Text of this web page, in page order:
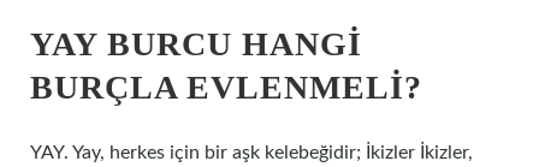
YAY BURCU HANGI
BURÇLA EVLENMELI?
YAY. Yay, herkes için bir aşk kelebeğidir; İkizler İkizler,